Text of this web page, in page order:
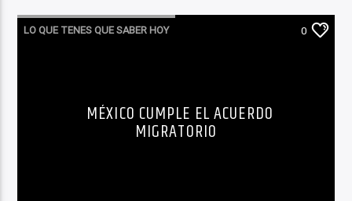
LO QUE TENES QUE SABER HOY 0
MÉXICO CUMPLE EL ACUERDO
MIGRATORIO